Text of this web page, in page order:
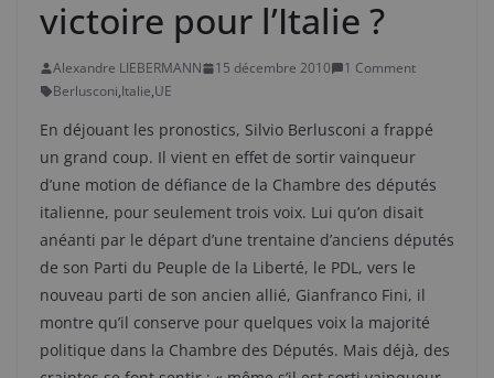
victoire pour l’Italie ?
Alexandre LIEBERMANN 15 décembre 2010
1 Comment
Berlusconi,Italie,UE
En déjouant les pronostics, Silvio Berlusconi a frappé
un grand coup. Il vient en effet de sortir vainqueur
d’une motion de défiance de la Chambre des députés
italienne, pour seulement trois voix. Lui qu’on disait
anéanti par le départ d’une trentaine d’anciens députés
de son Parti du Peuple de la Liberté, le PDL, vers le
nouveau parti de son ancien allié, Gianfranco Fini, il
montre qu’il conserve pour quelques voix la majorité
politique dans la Chambre des Députés. Mais déjà, des